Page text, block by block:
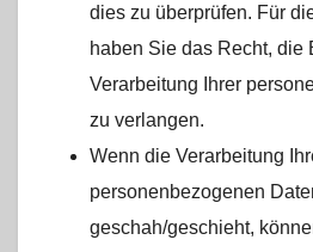
dies zu überprüfen. Für
haben Sie das Recht, die
Verarbeitung Ihrer
zu verlangen.
Wenn die Verarbeitung
personenbezogenen
geschah/geschieht,